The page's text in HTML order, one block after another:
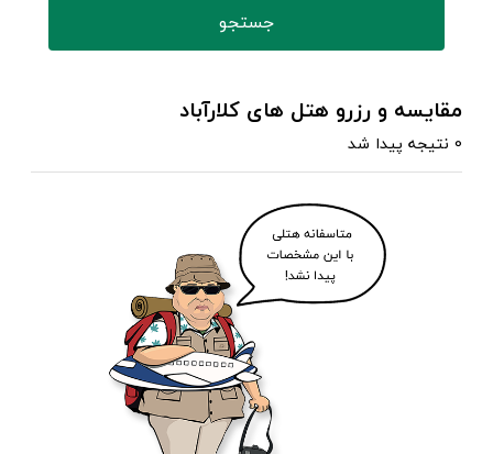
مقایسه و رزرو هتل های کلارآباد
0 نتیجه پیدا شد